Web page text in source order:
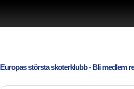
Europas största skoterklubb - Bli medlem